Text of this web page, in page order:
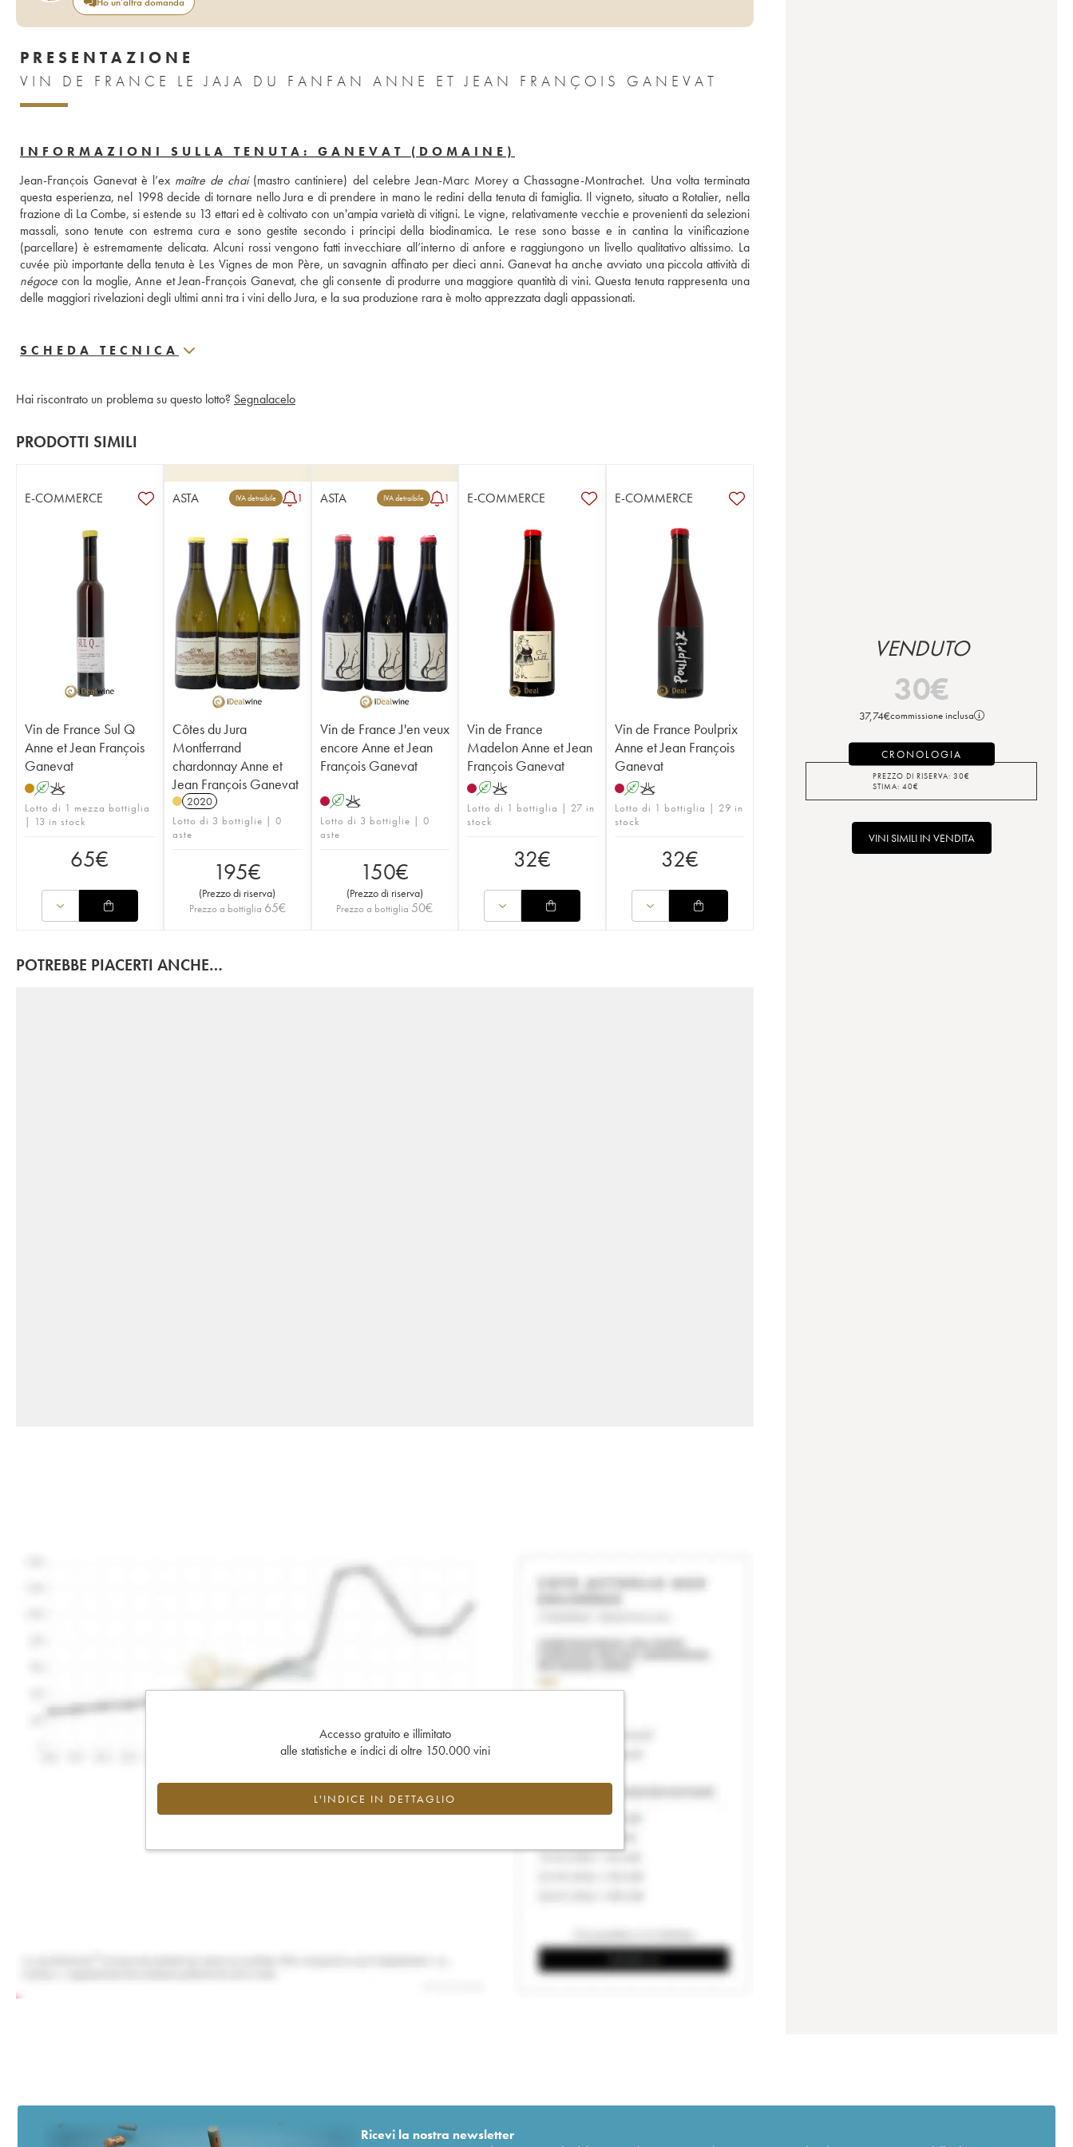
PRESENTAZIONE
VIN DE FRANCE LE JAJA DU FANFAN ANNE ET JEAN FRANÇOIS GANEVAT
INFORMAZIONI SULLA TENUTA: GANEVAT (DOMAINE)
Jean-François Ganevat è l’ex maître de chai (mastro cantiniere) del celebre Jean-Marc Morey a Chassagne-Montrachet. Una volta terminata
questa esperienza, nel 1998 decide di tornare nello Jura e di prendere in mano le redini della tenuta di famiglia. Il vigneto, situato a Rotalier, nella
frazione di La Combe, si estende su 13 ettari ed è coltivato con un'ampia varietà di vitigni. Le vigne, relativamente vecchie e provenienti da selezioni
massali, sono tenute con estrema cura e sono gestite secondo i principi della biodinamica. Le rese sono basse e in cantina la vinificazione
(parcellare) è estremamente delicata. Alcuni rossi vengono fatti invecchiare all’interno di anfore e raggiungono un livello qualitativo altissimo. La
négoce con la moglie, Anne et Jean-François Ganevat, che gli consente di produrre una maggiore quantità di vini. Questa tenuta rappresenta una
delle maggiori rivelazioni degli ultimi anni tra i vini dello Jura, e la sua produzione rara è molto apprezzata dagli appassionati.
SCHEDA TECNICA
Hai riscontrato un problema su questo lotto? Segnalacelo
PRODOTTI SIMILI
E-COMMERCE
Vin de France Sul Q
Anne et Jean François
Ganevat
AK
Lotto di 1 mezza bottiglia
| 13 in stock
65€
ASTA IVA detraibile 1
Côtes du Jura
Montferrand
chardonnay Anne et
Jean François Ganevat
2020
Lotto di 3 bottiglie | 0
aste
195€
(Prezzo di riserva)
Prezzo a bottiglia 65€
ASTA IVA detraibile 1
Vin de France J'en veux
encore Anne et Jean
François Ganevat
AK
Lotto di 3 bottiglie | 0
aste
150€
(Prezzo di riserva)
Prezzo a bottiglia 50€
E-COMMERCE
Vin de France
Madelon Anne et Jean
François Ganevat
AK
Lotto di 1 bottiglia | 27 in
stock
32€
E-COMMERCE
Vin de France Poulprix
Anne et Jean François
Ganevat
AK
Lotto di 1 bottiglia | 29 in
stock
32€
POTREBBE PIACERTI ANCHE…
Accesso gratuito e illimitato
alle statistiche e indici di oltre 150.000 vini
L'INDICE IN DETTAGLIO
VENDUTO
30€
37,74€commissione inclusa
CRONOLOGIA
PREZZO DI RISERVA: 30€
STIMA: 40€
VINI SIMILI IN VENDITA
Ricevi la nostra newsletter